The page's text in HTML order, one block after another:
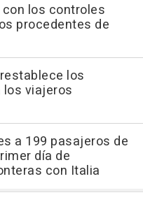
con los controles
procedentes de
los
viajeros
a 199 pasajeros de
día de
con Italia